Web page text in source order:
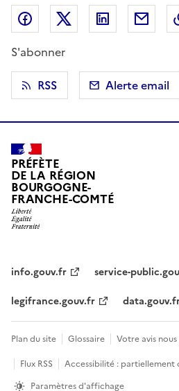
Partager sur Facebook
Partager sur X
Partager
S'abonner
RSS
Alerte email
PRÉFÈTE
DE LA RÉGION
BOURGOGNE-
FRANCHE-COMTÉ
info.gouv.fr
service-
legifrance.gouv.fr
Plan du site Glossaire Votre avis
Flux RSS
Accessibilité : partiellement
Paramètres d'affichage